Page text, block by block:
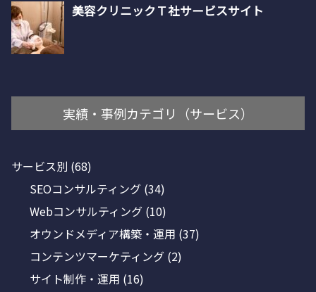
実績・事例カテゴリ（サービス）
サービス別 (68)
SEOコンサルティング (34)
Webコンサルティング (10)
オウンドメディア構築・運用 (37)
コンテンツマーケティング (2)
サイト制作・運用 (16)